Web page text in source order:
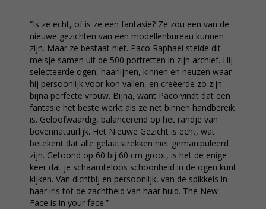
“Is ze echt, of is ze een fantasie? Ze zou een van de
nieuwe gezichten van een modellenbureau kunnen
zijn. Maar ze bestaat niet. Paco Raphael stelde dit
meisje samen uit de 500 portretten in zijn archief. Hij
selecteerde ogen, haarlijnen, kinnen en neuzen waar
hij persoonlijk voor kon vallen, en creëerde zo zijn
bijna perfecte vrouw. Bijna, want Paco vindt dat een
fantasie het beste werkt als ze net binnen handbereik
is. Geloofwaardig, balancerend op het randje van
bovennatuurlijk. Het Nieuwe Gezicht is echt, wat
betekent dat alle gelaatstrekken niet gemanipuleerd
zijn. Getoond op 60 bij 60 cm groot, is het de enige
keer dat je schaamteloos schoonheid in de ogen kunt
kijken. Van dichtbij en persoonlijk, van de spikkels in
haar iris tot de zachtheid van haar huid. The New
Face is in your face.”